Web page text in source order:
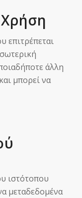
επιτρέπεται
άλλη
μπορεί να
ιστότοπου
μεταδεδομένα